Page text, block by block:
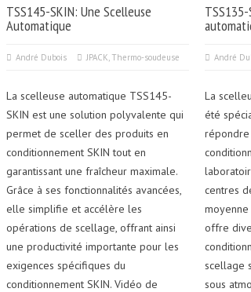
TSS145-SKIN: Une Scelleuse
Automatique
André Dubois JPACK, Thermo-soudeuse
La scelleuse automatique TSS145-
SKIN est une solution polyvalente qui
permet de sceller des produits en
conditionnement SKIN tout en
garantissant une fraîcheur maximale.
Grâce à ses fonctionnalités avancées,
elle simplifie et accélère les
opérations de scellage, offrant ainsi
une productivité importante pour les
exigences spécifiques du
conditionnement SKIN. Vidéo de
André
La
été
centres
offre
scellage
sous